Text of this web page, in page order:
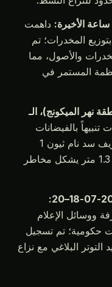
داهمت
المخدرات؛ تم
المخدرات والأصول، مما
المستمر في
نهر الميكونج)، الـ
بالفيضانات
لخمس محافظات عقب زيادة تصريف سد نام ثيون 1
(لاوس)؛ ارتفاع الميكونج المتنبأ به 1.3 متر يشكل مخاطر
ووسائل الإعلام
حكومية؛ تم تسجيل
البلاغي مع نزاع